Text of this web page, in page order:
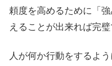
頼度を高めるために「
えることが出来れば完璧
人が何か行動をするよ